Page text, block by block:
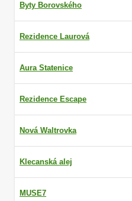
Byty Borovského
Rezidence Laurová
Aura Statenice
Rezidence Escape
Nová Waltrovka
Klecanská alej
MUSE7